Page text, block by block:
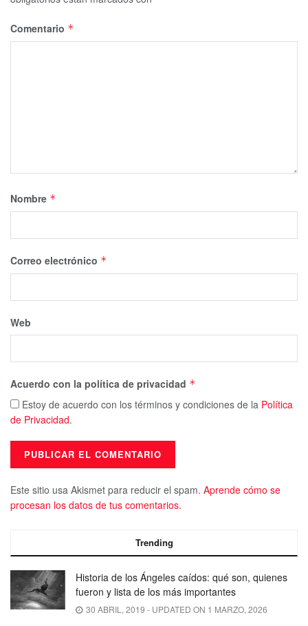
Comentario *
Nombre *
Correo electrónico *
Web
Acuerdo con la política de privacidad *
Estoy de acuerdo con los términos y condiciones de la Política
de Privacidad.
Este sitio usa Akismet para reducir el spam. Aprende cómo se
procesan los datos de tus comentarios.
Trending
Historia de los Ángeles caídos: qué son, quienes
fueron y lista de los más importantes
30 ABRIL, 2019 - UPDATED ON 1 MARZO, 2026